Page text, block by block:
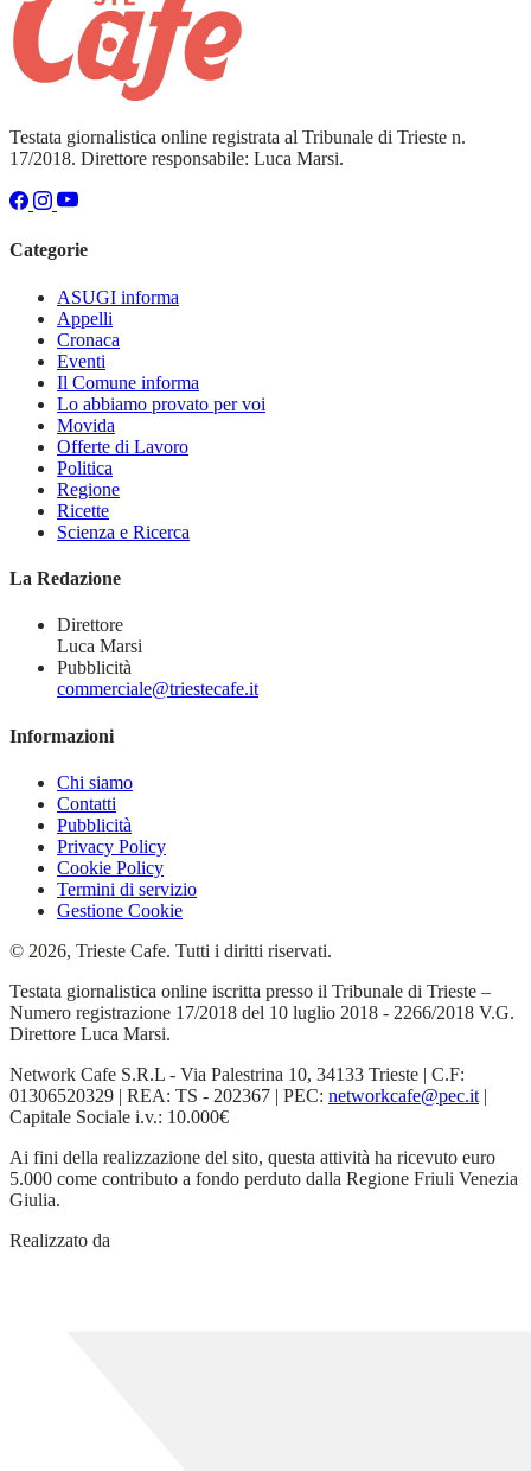
Testata giornalistica online registrata al Tribunale di Trieste n.
17/2018. Direttore responsabile: Luca Marsi.
Categorie
ASUGI informa
Appelli
Cronaca
Eventi
Il Comune informa
Lo abbiamo provato per voi
Movida
Offerte di Lavoro
Politica
Regione
Ricette
Scienza e Ricerca
La Redazione
Direttore
Luca Marsi
Pubblicità
commerciale@triestecafe.it
Informazioni
Chi siamo
Contatti
Pubblicità
Privacy Policy
Cookie Policy
Termini di servizio
Gestione Cookie
© 2026, Trieste Cafe. Tutti i diritti riservati.
Testata giornalistica online iscritta presso il Tribunale di Trieste –
Numero registrazione 17/2018 del 10 luglio 2018 - 2266/2018 V.G.
Direttore Luca Marsi.
Network Cafe S.R.L - Via Palestrina 10, 34133 Trieste | C.F:
01306520329 | REA: TS - 202367 | PEC: networkcafe@pec.it |
Capitale Sociale i.v.: 10.000€
Ai fini della realizzazione del sito, questa attività ha ricevuto euro
5.000 come contributo a fondo perduto dalla Regione Friuli Venezia
Giulia.
Realizzato da